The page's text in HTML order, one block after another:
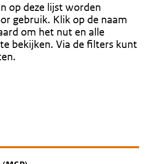
op deze lijst worden
gebruik. Klik op de naam
om het nut en alle
bekijken. Via de filters kunt